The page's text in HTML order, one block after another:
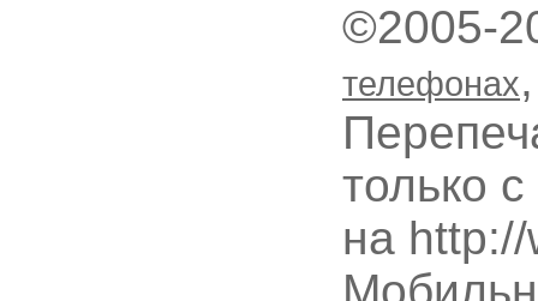
©2005-
телефонах
только
на